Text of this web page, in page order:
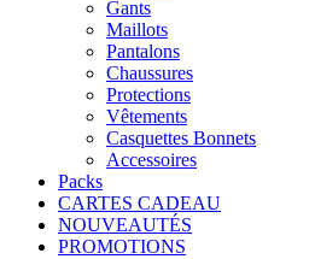
Gants
Maillots
Pantalons
Chaussures
Protections
Vêtements
Casquettes Bonnets
Accessoires
Packs
CARTES CADEAU
NOUVEAUTÉS
PROMOTIONS